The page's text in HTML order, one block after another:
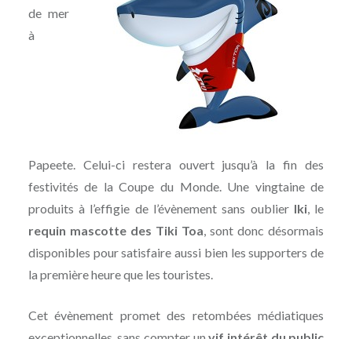
de mer
à
Papeete. Celui-ci restera ouvert jusqu’à la fin des
festivités de la Coupe du Monde. Une vingtaine de
produits à l’effigie de l’évènement sans oublier Iki, le
requin mascotte des Tiki Toa, sont donc désormais
disponibles pour satisfaire aussi bien les supporters de
la première heure que les touristes.
Cet évènement promet des retombées médiatiques